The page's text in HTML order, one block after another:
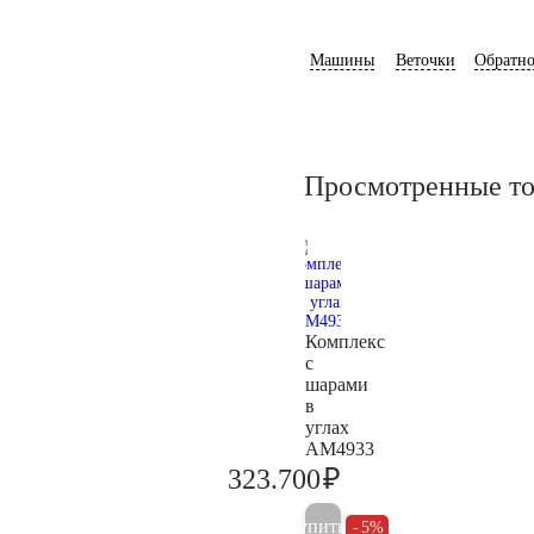
Машины Веточки
Просмотренные
Комплекс
с
шарами
в
углах
AM4933
323.700₽
Купить 5%